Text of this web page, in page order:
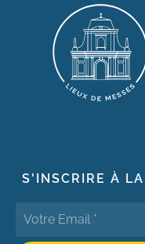
S'INSCRIRE À